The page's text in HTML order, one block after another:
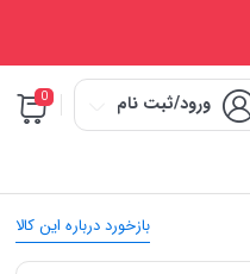
ورود/ثبت نام 0
بازخورد درباره این کالا